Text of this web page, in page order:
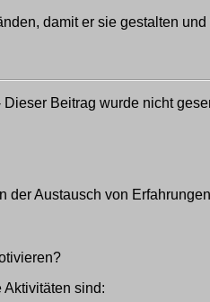
damit er sie gestalten
Beitrag wurde nicht
Austausch von
sind: